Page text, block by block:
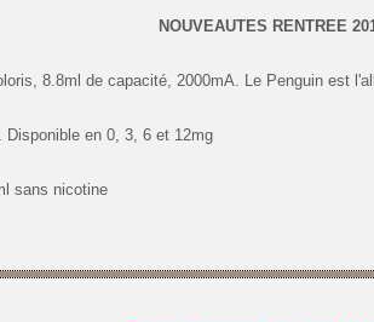
NOUVEAUTES RENTREE
8.8ml de capacité, 2000mA. Le Penguin est
Disponible en 0, 3, 6 et 12mg
sans nicotine